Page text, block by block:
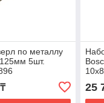
по металлу
5шт.
25